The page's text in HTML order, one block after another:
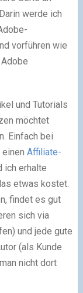
werde ich
vorführen wie
und Tutorials
möchtet
Einfach bei
Affiliate-
ich erhalte
etwas kostet.
findet es gut
sich via
und jede gute
(als Kunde
nicht dort